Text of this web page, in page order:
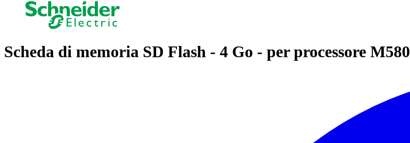
Scheda di memoria SD Flash - 4 Go - per processore M580